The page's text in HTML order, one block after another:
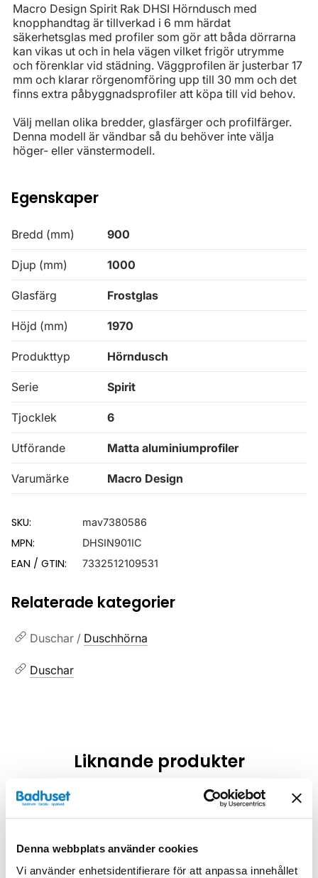
Denna webbplats använder cookies
Vi använder enhetsidentifierare för att anpassa innehållet
Macro Design Spirit Rak DHSI Hörndusch med
knopphandtag är tillverkad i 6 mm härdat
säkerhetsglas med profiler som gör att båda dörrarna
kan vikas ut och in hela vägen vilket frigör utrymme
och förenklar vid städning. Väggprofilen är justerbar 17
mm och klarar rörgenomföring upp till 30 mm och det
finns extra påbyggnadsprofiler att köpa till vid behov.
Välj mellan olika bredder, glasfärger och profilfärger.
Denna modell är vändbar så du behöver inte välja
höger- eller vänstermodell.
Egenskaper
Bredd (mm) 900
Djup (mm) 1000
Glasfärg Frostglas
Höjd (mm) 1970
Produkttyp Hörndusch
Serie Spirit
Tjocklek 6
Utförande Matta aluminiumprofiler
Varumärke Macro Design
SKU: mav7380586
MPN: DHSIN901IC
EAN / GTIN: 7332512109531
Relaterade kategorier
Duschar / Duschhörna
Duschar
Liknande produkter